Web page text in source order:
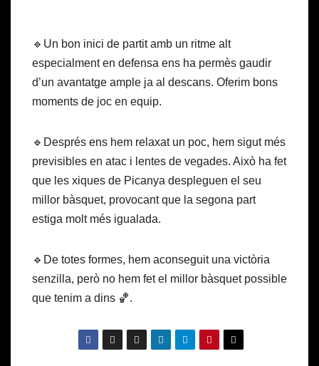
🔹Un bon inici de partit amb un ritme alt
especialment en defensa ens ha permès gaudir
d’un avantatge ample ja al descans. Oferim bons
moments de joc en equip.
🔹Després ens hem relaxat un poc, hem sigut més
previsibles en atac i lentes de vegades. Això ha fet
que les xiques de Picanya despleguen el seu
millor bàsquet, provocant que la segona part
estiga molt més igualada.
🔹De totes formes, hem aconseguit una victòria
senzilla, però no hem fet el millor bàsquet possible
que tenim a dins 🏀.